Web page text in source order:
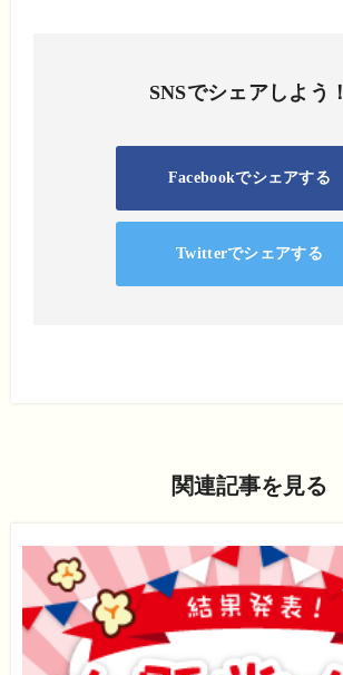
SNSでシェアしよう！
Facebookでシェアする
Twitterでシェアする
関連記事を見る